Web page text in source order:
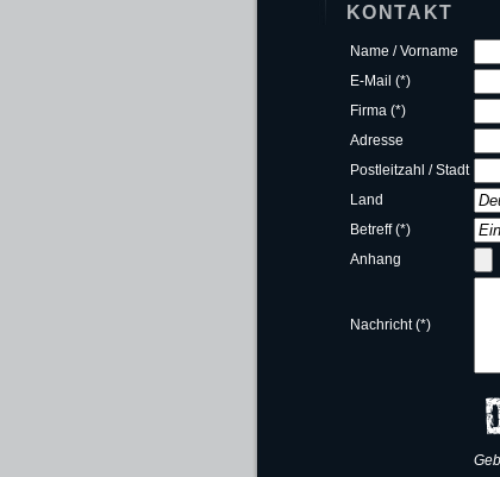
KONTAKT
Name / Vorname
E-Mail (*)
Firma (*)
Adresse
Postleitzahl / Stadt
Land
Betreff (*)
Anhang
Nachricht (*)